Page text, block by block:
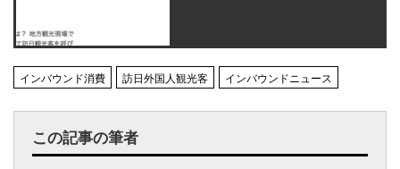
インバウンド消費 訪日外国人観光客 インバウンドニュース
この記事の筆者